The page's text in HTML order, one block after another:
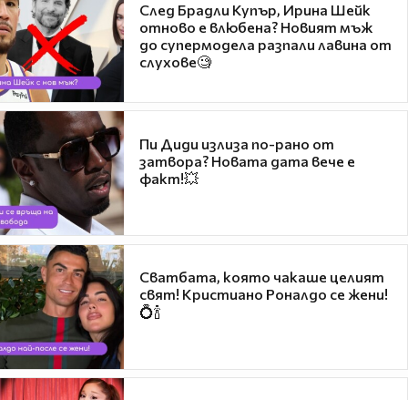
След Брадли Купър, Ирина Шейк
отново е влюбена? Новият мъж
до супермодела разпали лавина от
слухове🧐
Пи Диди излиза по-рано от
затвора? Новата дата вече е
факт!💥
Сватбата, която чакаше целият
свят! Кристиано Роналдо се жени!
💍🍾